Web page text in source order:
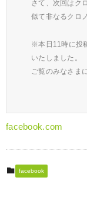
さて、次回はク
似て非なるクロ
※本日11時に投
いたしました。
ご覧のみなさま
facebook.com
facebook